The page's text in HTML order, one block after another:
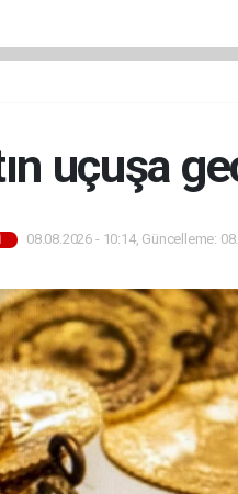
uçuşa
08.08.2026 - 10:14, Güncelleme: